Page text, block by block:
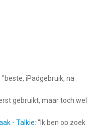
: "beste, iPadgebruik, na
gebruikt, maar toch wel
- Talkie: " Ik ben op zoek